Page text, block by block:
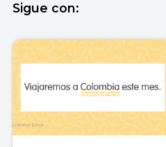
Sigue con: